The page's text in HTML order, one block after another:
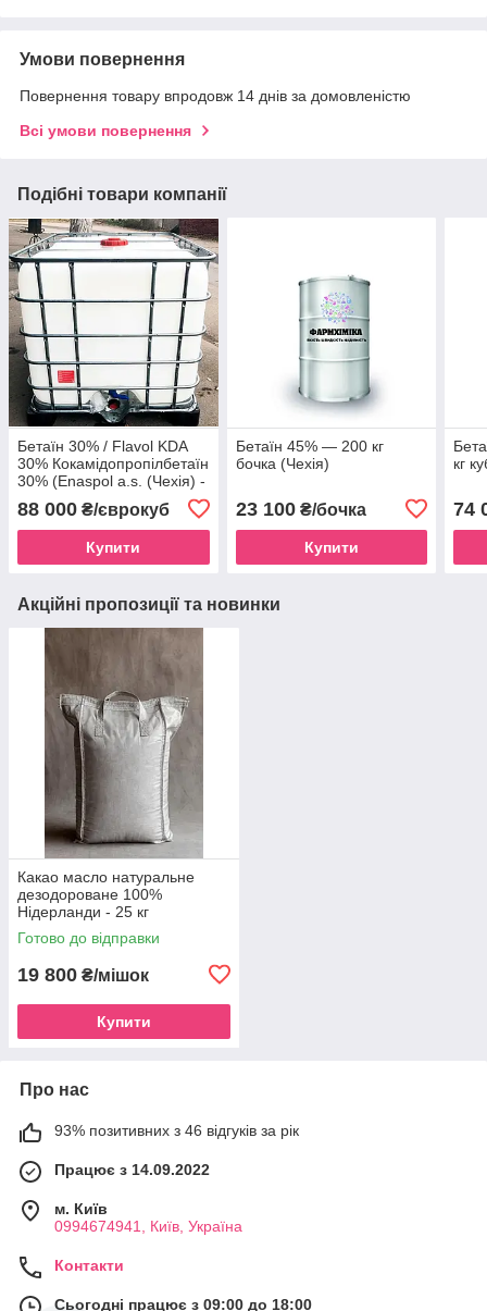
Умови повернення
Повернення товару впродовж 14 днів за домовленістю
Всі умови повернення
Подібні товари компанії
Бетаїн 30% / Flavol KDA
30% Кокамідопропілбетаїн
30% (Enaspol a.s. (Чехія) -
поверненню
88 000 ₴/єврокуб
Купити
Бетаїн 45% — 200 кг
бочка (Чехія)
23 100₴/бочка
Купити
кг
74
Акційні пропозиції та новинки
Какао масло натуральне
дезодороване 100%
Нідерланди - 25 кг
Готово до відправки
19 800 ₴/мішок
Купити
Про нас
93% позитивних з 46 відгуків за рік
Працює з 14.09.2022
м. Київ
0994674941, Київ, Україна
Контакти
Сьогодні працює з 09:00 до 18:00